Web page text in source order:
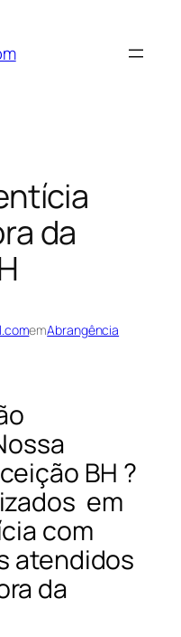
da
emAbrangência
BH ?
em
com
atendidos
da